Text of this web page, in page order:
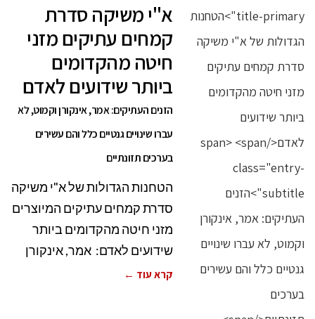
א"י משיקה סדרת
קמחים עתיקים מזני
חיטה מהקדומים
ביותר שידועים לאדם
הזנים העתיקים: אמר, אינקורן וקמוט, לא
עברו שינויים גנטיים כלל והם עשירים
בערכים תזונתיים
הטחנות הגדולות של א"י משיקה
סדרת קמחים עתיקים המיוצרים
מזני חיטה מהקדומים ביותר
שידועים לאדם: אמר, אינקורן
קרא עוד ←